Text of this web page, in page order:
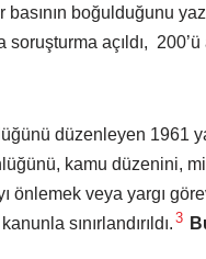
boğulduğunu
soruşturma açıldı,
düzenleyen 1961
kamu düzenini,
önlemek veya yargı
sınırlandırıldı. 3